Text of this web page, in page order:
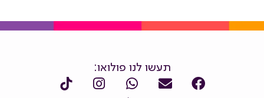
תעשו לנו פולואו: